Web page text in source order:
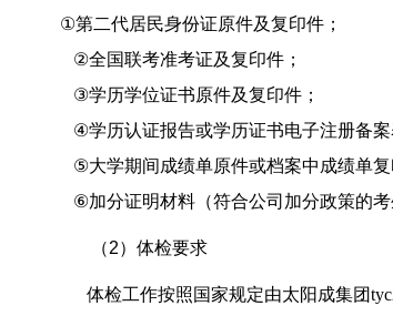
①第二代居民身份证原件及复印件；
②全国联考准考证及复印件；
③学历学位证书原件及复印件；
④学历认证报告或学历证书电子注册备
⑤大学期间成绩单原件或档案中成绩单
⑥加分证明材料（符合公司 加分政策的考
（2） 体检要求
体检工作按照国家规定由太阳成集团